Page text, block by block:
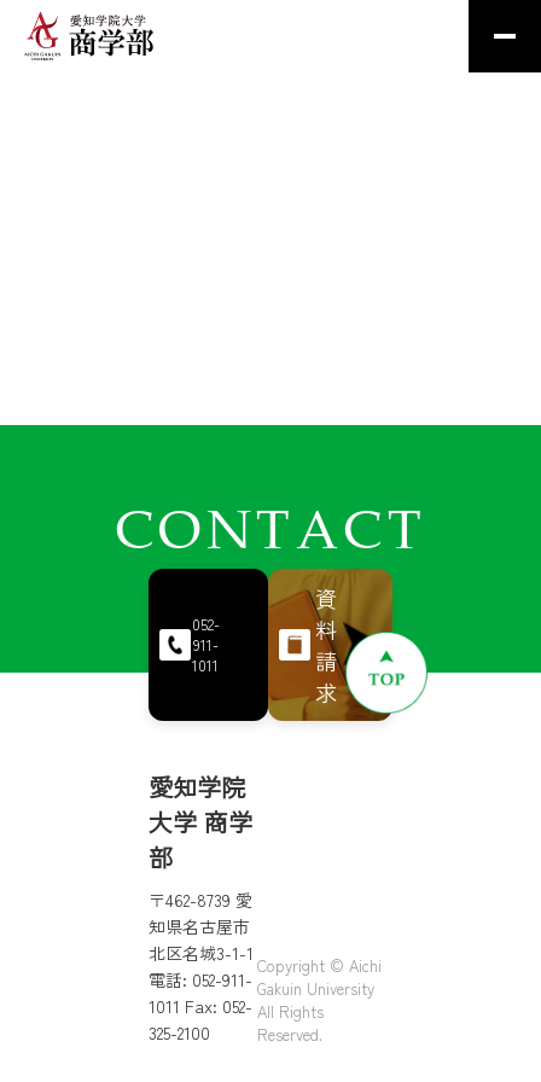
CONTACT
052-
911-
1011
資
料
請
求
愛知学院
大学 商学
部
〒462-8739 愛
知県名古屋市
北区名城3-1-1
電話: 052-911-
1011 Fax: 052-
325-2100
Copyright © Aichi
Gakuin University
All Rights
Reserved.